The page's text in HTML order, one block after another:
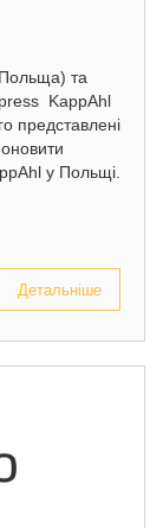
та
KappAhl
представлені
у Польщі.
Детальніше